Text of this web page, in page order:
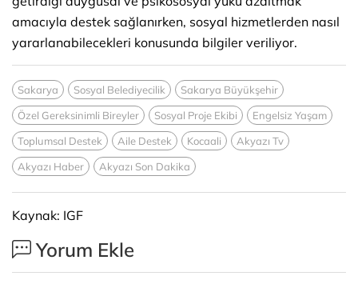
amacıyla destek sağlanırken, sosyal hizmetlerden nasıl
yararlanabilecekleri konusunda bilgiler veriliyor.
Sakarya Sosyal Belediyecilik
Sakarya Büyükşehir
Özel Gereksinimli Bireyler
Sosyal Proje Ekibi
Engelsiz Yaşam
Toplumsal Destek
Aile Destek Kocaali
Akyazı Tv
Akyazı Haber
Akyazı Son Dakika
Kaynak: IGF
Yorum Ekle